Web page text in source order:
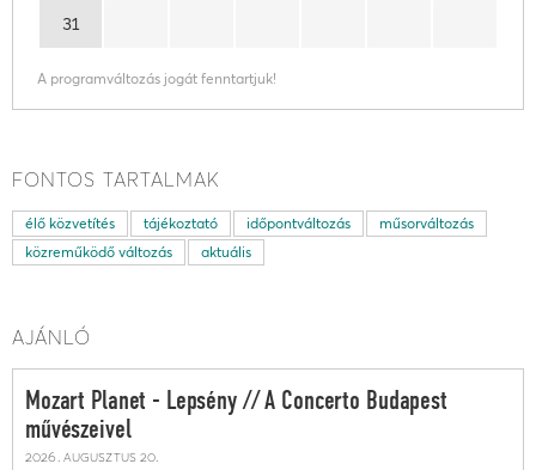
31
A programváltozás jogát fenntartjuk!
FONTOS TARTALMAK
élő közvetítés tájékoztató időpontváltozás
műsorváltozás
közreműködő változás
aktuális
AJÁNLÓ
Mozart Planet - Lepsény // A Concerto Budapest
művészeivel
2026. augusztus 20.